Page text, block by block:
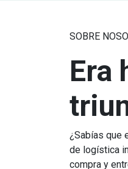
SOBRE
Era
¿Sabías que
de logística
compra y